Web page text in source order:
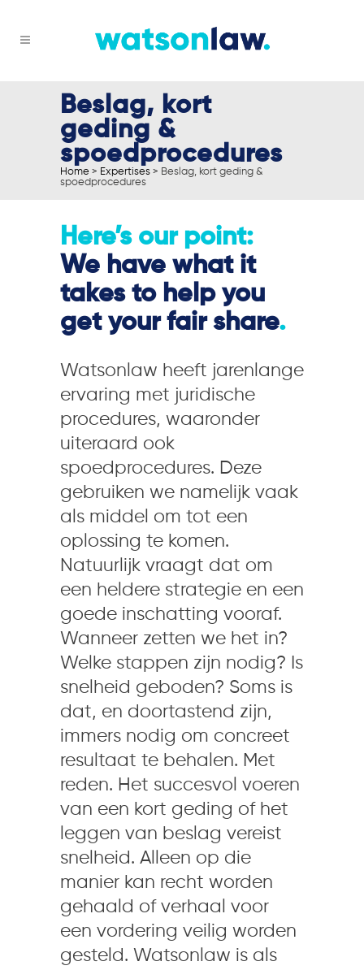
Beslag, kort
geding &
spoedprocedures
Home > Expertises > Beslag, kort geding &
spoedprocedures
Here’s our point:
We have what it
takes to help you
get your fair share.
Watsonlaw heeft jarenlange
ervaring met juridische
procedures, waaronder
uiteraard ook
spoedprocedures. Deze
gebruiken we namelijk vaak
als middel om tot een
oplossing te komen.
Natuurlijk vraagt dat om
een heldere strategie en een
goede inschatting vooraf.
Wanneer zetten we het in?
Welke stappen zijn nodig? Is
snelheid geboden? Soms is
dat, en doortastend zijn,
immers nodig om concreet
resultaat te behalen. Met
reden. Het succesvol voeren
van een kort geding of het
leggen van beslag vereist
snelheid. Alleen op die
manier kan recht worden
gehaald of verhaal voor
een vordering veilig worden
gesteld. Watsonlaw is als